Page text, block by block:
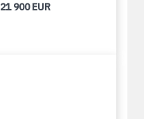
21 900 EUR